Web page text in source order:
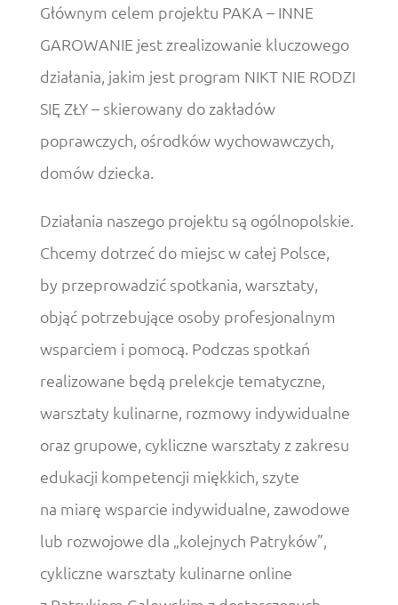
Głównym celem projektu PAKA – INNE
GAROWANIE jest zrealizowanie kluczowego
działania, jakim jest program NIKT NIE RODZI
SIĘ ZŁY – skierowany do zakładów
poprawczych, ośrodków wychowawczych,
domów dziecka.
Działania naszego projektu są ogólnopolskie.
Chcemy dotrzeć do miejsc w całej Polsce,
by przeprowadzić spotkania, warsztaty,
objąć potrzebujące osoby profesjonalnym
wsparciem i pomocą. Podczas spotkań
realizowane będą prelekcje tematyczne,
warsztaty kulinarne, rozmowy indywidualne
oraz grupowe, cykliczne warsztaty z zakresu
edukacji kompetencji miękkich, szyte
na miarę wsparcie indywidualne, zawodowe
lub rozwojowe dla „kolejnych Patryków”,
cykliczne warsztaty kulinarne online